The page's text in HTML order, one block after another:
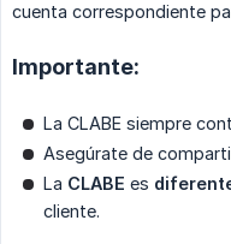
cuenta correspondiente
Importante:
La CLABE siempre
Asegúrate de
La CLABE es
cliente.